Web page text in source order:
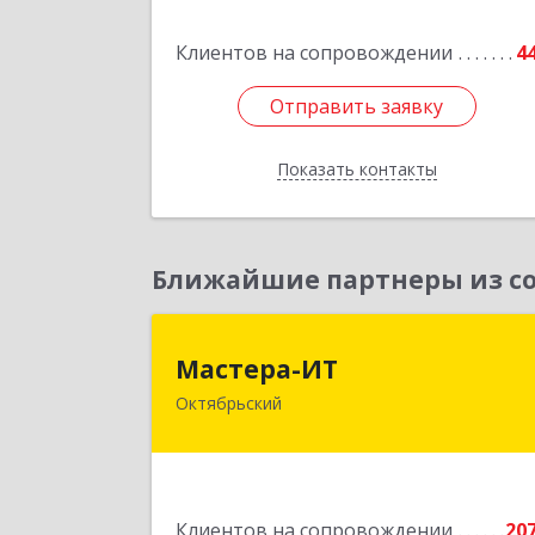
Клиентов на сопровождении
Отправить заявку
Показать контакты
Отправить заявку
Назад
Ближайшие партнеры из
Мастера-ИТ
Октябрьский452607, Башкортостан Респ,